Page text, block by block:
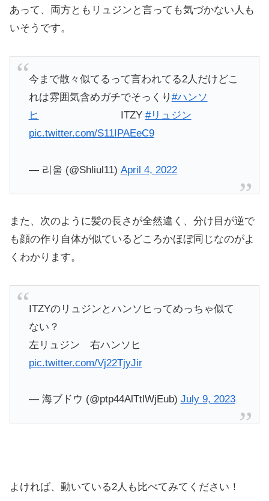
あって、両方ともリュジンと言っても気づかない人も
いそうです。
今まで散々似てるって言われてる2人だけどこ
れは雰囲気含めガチでそっくり #ハンソ
ヒ
ITZY #リュジン
pic.twitter.com/S11IPAEeC9
— 리울 (@Shliul11) April 4, 2022
また、次のように髪の長さが全然違く、分け目が逆で
も顔の作り自体が似ているどころかほぼ同じなのがよ
くわかります。
ITZYのリュジンとハンソヒってめっちゃ似て
ない？
左リュジン 右ハンソヒ
pic.twitter.com/Vj22TjyJir
— 海ブドウ (@ptp44AlTtlWjEub) July 9, 2023
よければ、動いている2人も比べてみてください！